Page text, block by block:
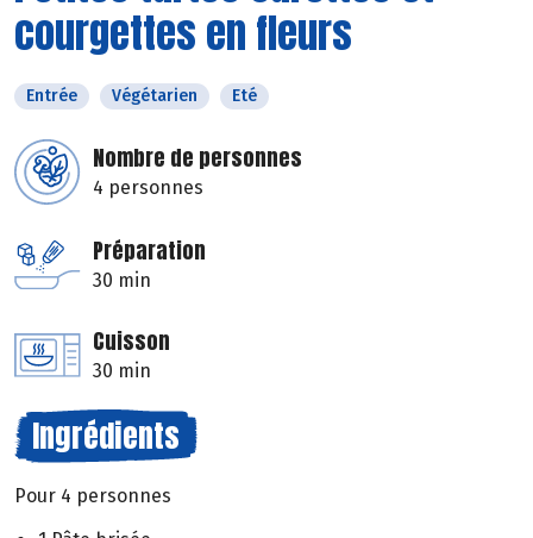
courgettes en fleurs
Entrée Végétarien Eté
Nombre de personnes
4 personnes
Préparation
30 min
Cuisson
30 min
Ingrédients
Pour 4 personnes